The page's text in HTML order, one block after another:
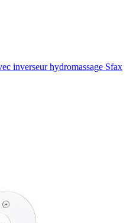
inverseur hydromassage Sfax